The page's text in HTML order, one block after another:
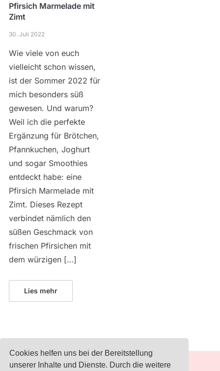
Cookies helfen uns bei der Bereitstellung
unserer Inhalte und Dienste. Durch die weitere
Pfirsich Marmelade mit
Zimt
30. Juli 2022
Wie viele von euch
vielleicht schon wissen,
ist der Sommer 2022 für
mich besonders süß
gewesen. Und warum?
Weil ich die perfekte
Ergänzung für Brötchen,
Pfannkuchen, Joghurt
und sogar Smoothies
entdeckt habe: eine
Pfirsich Marmelade mit
Zimt. Dieses Rezept
verbindet nämlich den
süßen Geschmack von
frischen Pfirsichen mit
dem würzigen […]
Lies mehr